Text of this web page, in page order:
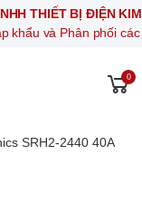
BỊ ĐIỆN KIM LONG
Phân phối các thiết bị
0
SRH2-2440 40A